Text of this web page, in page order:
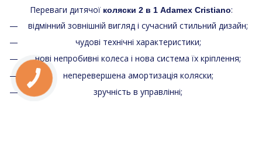
Переваги дитячої коляски 2 в 1 Adamex Cristiano:
відмінний зовнішній вигляд і сучасний стильний дизайн;
чудові технічні характеристики;
нові непробивні колеса і нова система їх кріплення;
неперевершена амортизація коляски;
зручність в управлінні;